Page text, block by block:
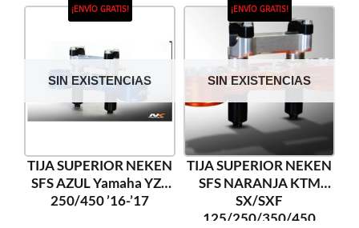
SIN EXISTENCIAS
¡ENVÍO GRATIS!
TIJA SUPERIOR NEKEN
SFS AZUL Yamaha YZF
250/450 ’16-’17
SIN EXISTENCIAS
¡ENVÍO GRATIS!
TIJA SUPERIOR NEKEN
SFS NARANJA KTM
SX/SXF
125/250/350/450